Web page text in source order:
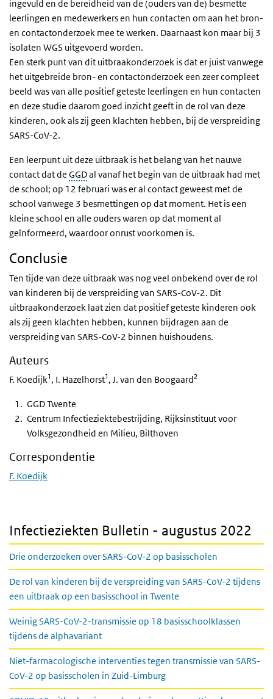
ingevuld en de bereidheid van de (ouders van de) besmette
leerlingen en medewerkers en hun contacten om aan het bron-
en contactonderzoek mee te werken. Daarnaast kon maar bij 3
isolaten WGS uitgevoerd worden.
Een sterk punt van dit uitbraakonderzoek is dat er juist vanwege
het uitgebreide bron- en contactonderzoek een zeer compleet
beeld was van alle positief geteste leerlingen en hun contacten
en deze studie daarom goed inzicht geeft in de rol van deze
kinderen, ook als zij geen klachten hebben, bij de verspreiding
SARS-CoV-2.
Een leerpunt uit deze uitbraak is het belang van het nauwe
contact dat de GGDal vanaf het begin van de uitbraak had met
de school; op 12 februari was er al contact geweest met de
school vanwege 3 besmettingen op dat moment. Het is een
kleine school en alle ouders waren op dat moment al
geïnformeerd, waardoor onrust voorkomen is.
Conclusie
Ten tijde van deze uitbraak was nog veel onbekend over de rol
van kinderen bij de verspreiding van SARS-CoV-2. Dit
uitbraakonderzoek laat zien dat positief geteste kinderen ook
als zij geen klachten hebben, kunnen bijdragen aan de
verspreiding van SARS-CoV-2 binnen huishoudens.
Auteurs
F. Koedijk1, I. Hazelhorst1, J. van den Boogaard2
GGD Twente
Centrum Infectieziektebestrijding, Rijksinstituut voor
Volksgezondheid en Milieu, Bilthoven
Correspondentie
F. Koedijk
Infectieziekten Bulletin - augustus 2022
Drie onderzoeken over SARS-CoV-2 op basisscholen
De rol van kinderen bij de verspreiding van SARS-CoV-2 tijdens
een uitbraak op een basisschool in Twente
Weinig SARS-CoV-2-transmissie op 18 basisschoolklassen
tijdens de alphavariant
Niet-farmacologische interventies tegen transmissie van SARS-
CoV-2 op basisscholen in Zuid-Limburg